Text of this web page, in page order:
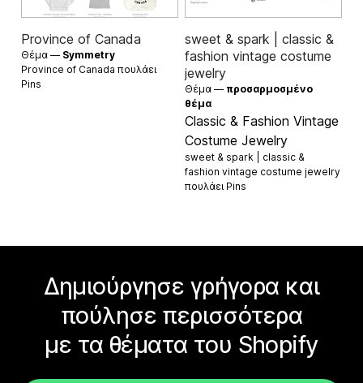
Province of Canada
Θέμα — Symmetry
Province of Canada πουλάει
Pins
sweet & spark | classic &
fashion vintage costume
jewelry
Θέμα — προσαρμοσμένο
θέμα
Classic & Fashion Vintage
Costume Jewelry
sweet & spark | classic &
fashion vintage costume jewelry
πουλάει Pins
Δημιούργησε γρήγορα και
πούλησε περισσότερα
με τα θέματα του Shopify